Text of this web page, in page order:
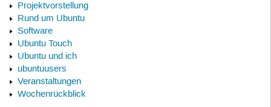
Projektvorstellung
Rund um Ubuntu
Software
Ubuntu Touch
Ubuntu und ich
ubuntuusers
Veranstaltungen
Wochenrückblick